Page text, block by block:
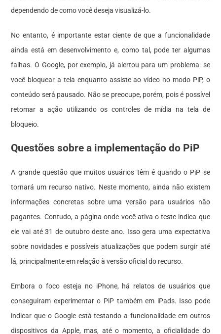
dependendo de como você deseja visualizá-lo.
No entanto, é importante estar ciente de que a funcionalidade
ainda está em desenvolvimento e, como tal, pode ter algumas
falhas. O Google, por exemplo, já alertou para um problema: se
você bloquear a tela enquanto assiste ao vídeo no modo PiP, o
conteúdo será pausado. Não se preocupe, porém, pois é possível
retomar a ação utilizando os controles de mídia na tela de
bloqueio.
Questões sobre a implementação do PiP
A grande questão que muitos usuários têm é quando o PiP se
tornará um recurso nativo. Neste momento, ainda não existem
informações concretas sobre uma versão para usuários não
pagantes. Contudo, a página onde você ativa o teste indica que
ele vai até 31 de outubro deste ano. Isso gera uma expectativa
sobre novidades e possíveis atualizações que podem surgir até
lá, principalmente em relação à versão oficial do recurso.
Embora o foco esteja no iPhone, há relatos de usuários que
conseguiram experimentar o PiP também em iPads. Isso pode
indicar que o Google está testando a funcionalidade em outros
dispositivos da Apple, mas, até o momento, a oficialidade do